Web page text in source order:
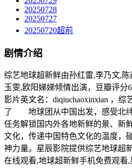
20250728
20250727
20250720超前
剧情介绍
综艺地球超新鲜由孙红雷,李乃文,
玉雯,欧阳娣娣倾情出演，豆瓣评分
影片英文名：diqiuchaoxinxian ，综
了 地球团从中国出发，感受北纬
任务解锁国内外各地新鲜的景、新
文化，传递中国特色文化的温度，
神力量。星辰影院提供综艺地球超
在线观看,地球超新鲜手机免费观看